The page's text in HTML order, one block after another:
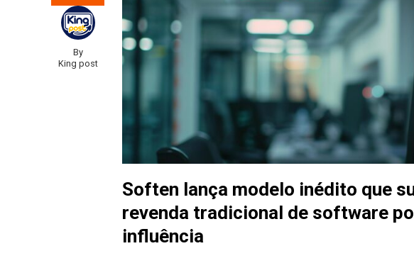
By
King post
Soften lança modelo inédito que
revenda tradicional de software
influência